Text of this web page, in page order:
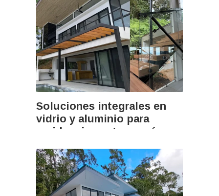
Soluciones integrales en
vidrio y aluminio para
residencia contemporánea